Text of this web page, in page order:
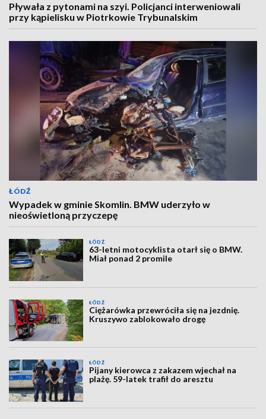
Pływała z pytonami na szyi. Policjanci interweniowali
przy kąpielisku w Piotrkowie Trybunalskim
ŁÓDŹ
Wypadek w gminie Skomlin. BMW uderzyło w
nieoświetloną przyczepę
ŁÓDŹ
63-letni motocyklista otarł się o BMW.
Miał ponad 2 promile
ŁÓDŹ
Ciężarówka przewróciła się na jezdnię.
Kruszywo zablokowało drogę
ŁÓDŹ
Pijany kierowca z zakazem wjechał na
plażę. 59-latek trafił do aresztu